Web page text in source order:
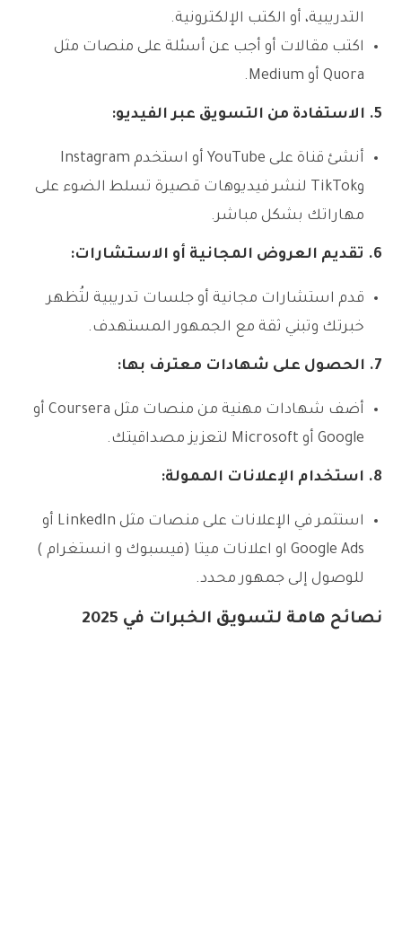
التدريبية، أو الكتب الإلكترونية.
اكتب مقالات أو أجب عن أسئلة على منصات مثل
Quora أو Medium.
5. الاستفادة من التسويق عبر الفيديو:
أنشئ قناة على YouTube أو استخدم Instagram
وTikTok لنشر فيديوهات قصيرة تسلط الضوء على
مهاراتك بشكل مباشر.
6. تقديم العروض المجانية أو الاستشارات:
قدم استشارات مجانية أو جلسات تدريبية لتُظهر
خبرتك وتبني ثقة مع الجمهور المستهدف.
7. الحصول على شهادات معترف بها:
أضف شهادات مهنية من منصات مثل Coursera أو
Google أو Microsoft لتعزيز مصداقيتك.
8. استخدام الإعلانات الممولة:
استثمر في الإعلانات على منصات مثل LinkedIn أو
Google Ads او اعلانات ميتا (فيسبوك و انستغرام )
للوصول إلى جمهور محدد.
نصائح هامة لتسويق الخبرات في 2025